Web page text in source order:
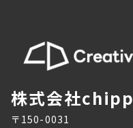
株式会社
〒150-0031